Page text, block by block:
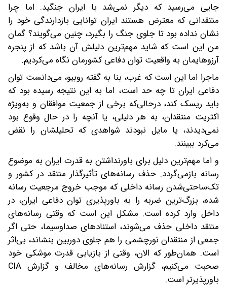
جایی می‌رسید که دیگر نمی‌شد با ایران جنگید. اما چرا
منتقدانی که معترض هستند ایران توانایی بازدارندگی خود را
نشان نداده بود تا جلوی جنگ را بگیرد، چنین می‌گویند؟ گمان
من این است که شاید مهم‌ترین دلیلش آن باشد که از پنجره
آرزوهایمان به واقعیت توان دفاعی کشورمان نگاه می‌کردیم.
ماجرا اما این است که غرب، بنا به گفته روبیو، می‌دانست توان
دفاعی ایران تا چه حد است، اما به این نتیجه رسیده بود که
باید ریسک کند، درحالی‌که برخی از جمعیت موافقان و به‌‌ویژه
اکثریت منتقدان، به هر دلیلی، یا آنچه را در حال وقوع بود
نمی‌دیدند، یا مایل نبودند شواهدی که تحلیلشان را نقض
می‌کرد ببینند.
و اما مهم‌ترین دلیل برای باورنداشتن به قدرت ایران به موضوع
رسانه بازمی‌گردد. حذف رسانه‌های تأثیرگذار منتقد در کشور و
تک‌ساحتی‌شدن رسانه داخلی که موجب خروج مرجعیت رسانه
شده، بزرگ‌ترین ضربه را به باورپذیری توان دفاعی ایران، در
داخل وارد کرده است. مشکل این است که وقتی رسانه‌های
منتقد داخلی حذف می‌شوند، استنادهای صداوسیما، حتی اگر
جمعی از منتقدان نورچشمی را هم جلوی دوربین بنشاند، بی‌اثر
است. همان‌طور که الان، وقتی از بازیابی قدرت موشکی خود
صحبت می‌کنیم، گزارش رسانه‌های مخالف و گزارش CIA
باورپذیرتر است.